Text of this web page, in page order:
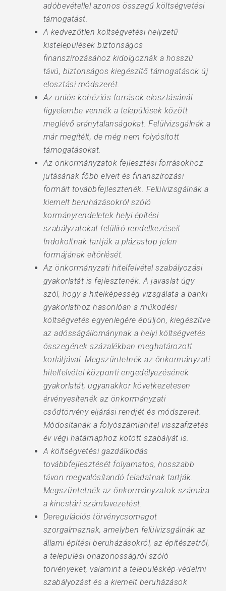
adóbevétellel azonos összegű költségvetési
támogatást.
A kedvezőtlen költségvetési helyzetű
kistelepülések biztonságos
finanszírozásához kidolgoznák a hosszú
távú, biztonságos kiegészítő támogatások új
elosztási módszerét.
Az uniós kohéziós források elosztásánál
figyelembe vennék a települések között
meglévő aránytalanságokat. Felülvizsgálnák a
már megítélt, de még nem folyósított
támogatásokat.
Az önkormányzatok fejlesztési forrásokhoz
jutásának főbb elveit és finanszírozási
formáit továbbfejlesztenék. Felülvizsgálnák a
kiemelt beruházásokról szóló
kormányrendeletek helyi építési
szabályzatokat felülíró rendelkezéseit.
Indokoltnak tartják a plázastop jelen
formájának eltörlését.
Az önkormányzati hitelfelvétel szabályozási
gyakorlatát is fejlesztenék. A javaslat úgy
szól, hogy a hitelképesség vizsgálata a banki
gyakorlathoz hasonlóan a működési
költségvetés egyenlegére épüljön, kiegészítve
az adósságállománynak a helyi költségvetés
összegének százalékban meghatározott
korlátjával. Megszüntetnék az önkormányzati
hitelfelvétel központi engedélyezésének
gyakorlatát, ugyanakkor következetesen
érvényesítenék az önkormányzati
csődtörvény eljárási rendjét és módszereit.
Módosítanák a folyószámlahitel-visszafizetés
év végi határnaphoz kötött szabályát is.
A költségvetési gazdálkodás
továbbfejlesztését folyamatos, hosszabb
távon megvalósítandó feladatnak tartják.
Megszüntetnék az önkormányzatok számára
a kincstári számlavezetést.
Deregulációs törvénycsomagot
szorgalmaznak, amelyben felülvizsgálnák az
állami építési beruházásokról, az építészetről,
a települési önazonosságról szóló
törvényeket, valamint a településkép-védelmi
szabályozást és a kiemelt beruházások